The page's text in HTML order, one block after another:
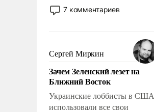
двигаемся по пути
революционных изменений.
псевдонаучной фантастики,
стало всерьез обсуждаемой
идеей.
7 комментариев
Сергей Миркин
Зачем Зеленский лезет на
Ближний Восток
Украинские лоббисты в США
использовали все свои